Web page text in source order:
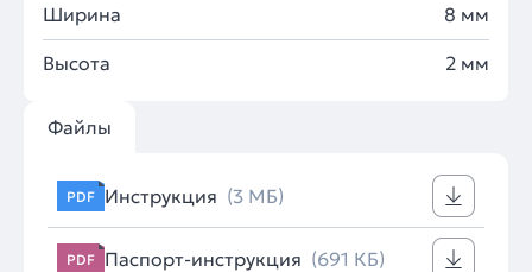
Ширина 8 мм
Высота 2 мм
Файлы
PDF Инструкция (3 МБ)
PDF Паспорт-инструкция (691 КБ)